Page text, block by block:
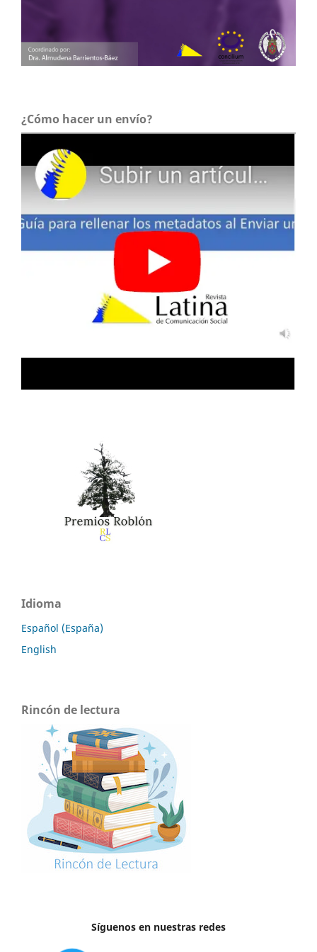
155-177.
10.7764/cdi.44.1167
Suing A. (2016)
Configuration of television regulatory authorities in the
¿Cómo hacer un envío?
Idioma
Español (España)
English
Rincón de lectura
Síguenos en nuestras redes